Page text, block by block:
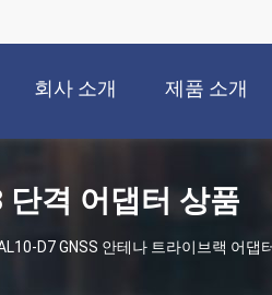
회사 소개 제품 소개
단격 어댑터 상품
D7 GNSS 안테나 트라이브랙 어댑